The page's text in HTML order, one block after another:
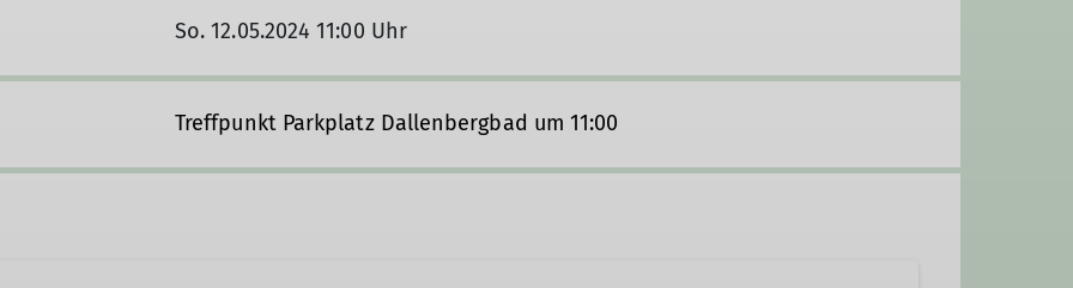
So. 12.05.2024 11:00 Uhr
Treffpunkt Parkplatz Dallenbergbad um 11:00